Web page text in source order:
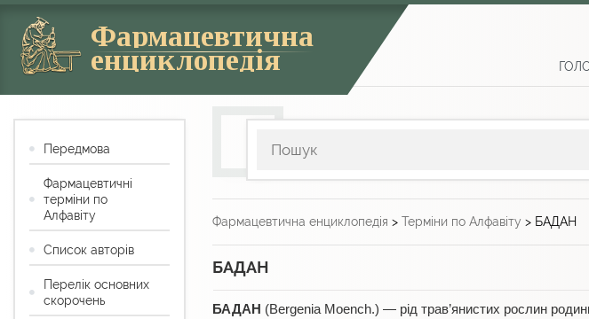
Фармацевтична
енциклопедія
Фармацевтична енциклопедія > Терміни по Алфавіту > БАДАН
БАДАН
БАДАН (Bergenia Moench.) — рід трав’янистих рослин
Передмова
Фармацевтичні
терміни по
Алфавіту
Список авторів
Перелік основних
скорочень